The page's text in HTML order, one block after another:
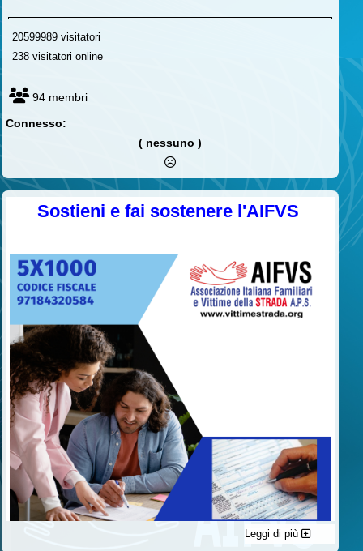
20599989 visitatori
238 visitatori online
94 membri
Connesso:
( nessuno )
Sostieni e fai sostenere l'AIFVS
C'è un modo di contribuire alle attività dell’A.I.F.V.S. a favore
Leggi di più